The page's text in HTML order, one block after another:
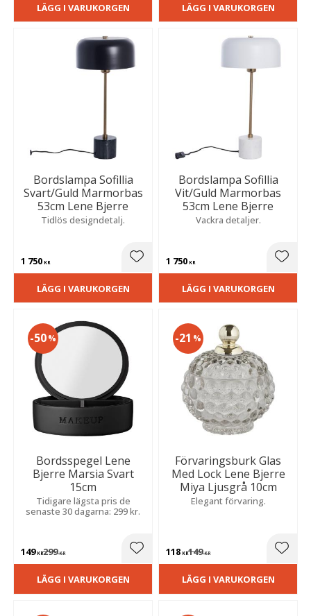
LÄGG I VARUKORGEN LÄGG I VARUKORGEN
Bordslampa Sofillia
Svart/Guld Marmorbas
53cm Lene Bjerre
Tidlös designdetalj.
1 750 KR Lägg till i favoriter
LÄGG I VARUKORGEN
Bordslampa Sofillia
Vit/Guld Marmorbas
53cm Lene Bjerre
Vackra detaljer.
1 750 KR
LÄGG I VARUKORGEN
Bordsspegel Lene
Bjerre Marsia Svart
15cm
Tidigare lägsta pris de
senaste 30 dagarna: 299 kr.
149KR299KR
50%
Lägg till i favoriter
LÄGG I VARUKORGEN
Förvaringsburk Glas
Med Lock Lene Bjerre
Miya Ljusgrå 10cm
Elegant förvaring.
118 KR149KR
21 %
LÄGG I VARUKORGEN